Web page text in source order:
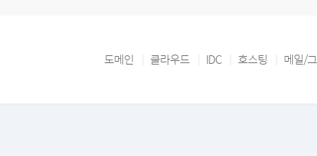
도메인 클라우드 IDC 호스팅 메일/